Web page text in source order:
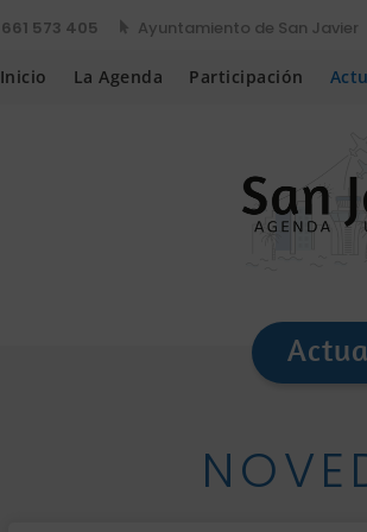
661 573 405  Ayuntamiento de San Javier
Inicio La Agenda Participación